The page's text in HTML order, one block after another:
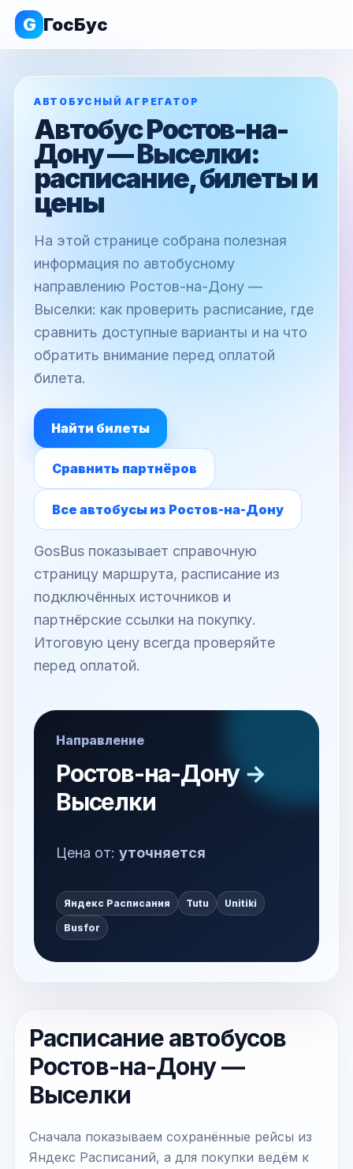
G ГосБус
АВТОБУСНЫЙ АГРЕГАТОР
Автобус Ростов-на-
Дону — Выселки:
расписание, билеты и
цены
На этой странице собрана полезная
информация по автобусному
направлению Ростов-на-Дону —
Выселки: как проверить расписание, где
сравнить доступные варианты и на что
обратить внимание перед оплатой
билета.
Найти билеты
Сравнить партнёров
Все автобусы из Ростов-на-Дону
GosBus показывает справочную
страницу маршрута, расписание из
подключённых источников и
партнёрские ссылки на покупку.
Итоговую цену всегда проверяйте
перед оплатой.
Направление
Ростов-на-Дону →
Выселки
Цена от: уточняется
Яндекс Расписания Tutu Unitiki
Busfor
Расписание автобусов
Ростов-на-Дону —
Выселки
Сначала показываем сохранённые рейсы из
Яндекс Расписаний, а для покупки ведём к